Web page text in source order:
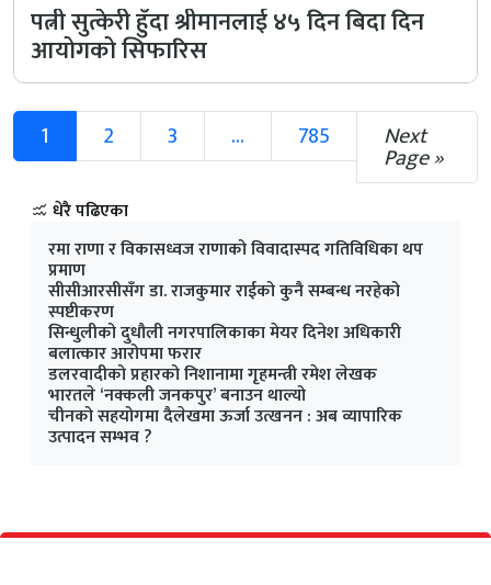
पत्नी सुत्केरी हुँदा श्रीमानलाई ४५ दिन बिदा दिन
आयोगको सिफारिस
1 2 3 ... 785 Next
Page »
धेरै पढिएका
रमा राणा र विकासध्वज राणाको विवादास्पद गतिविधिका थप
प्रमाण
सीसीआरसीसँग डा. राजकुमार राईको कुनै सम्बन्ध नरहेको
स्पष्टीकरण
सिन्धुलीको दुधौली नगरपालिकाका मेयर दिनेश अधिकारी
बलात्कार आरोपमा फरार
डलरवादीको प्रहारको निशानामा गृहमन्त्री रमेश लेखक
भारतले ‘नक्कली जनकपुर’ बनाउन थाल्यो
चीनको सहयोगमा दैलेखमा ऊर्जा उत्खनन : अब व्यापारिक
उत्पादन सम्भव ?